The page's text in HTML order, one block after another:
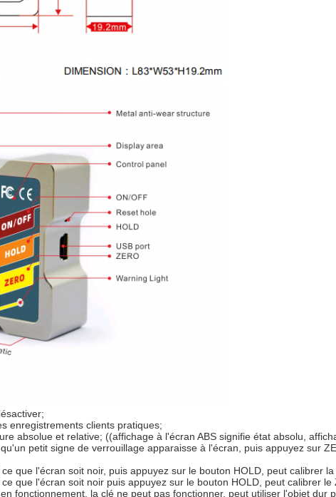
enregistrements clients pratiques;
absolue et relative; ((affichage à l'écran ABS signifie état absolu,
petit signe de verrouillage apparaisse à l'écran, puis appuyez sur
que l'écran soit noir, puis appuyez sur le bouton HOLD, peut calibrer
que l'écran soit noir puis appuyez sur le bouton HOLD, peut calibrer
fonctionnement, la clé ne peut pas fonctionner, peut utiliser l'objet dur